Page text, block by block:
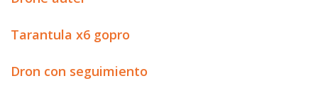
Tarantula x6 gopro
Dron con seguimiento